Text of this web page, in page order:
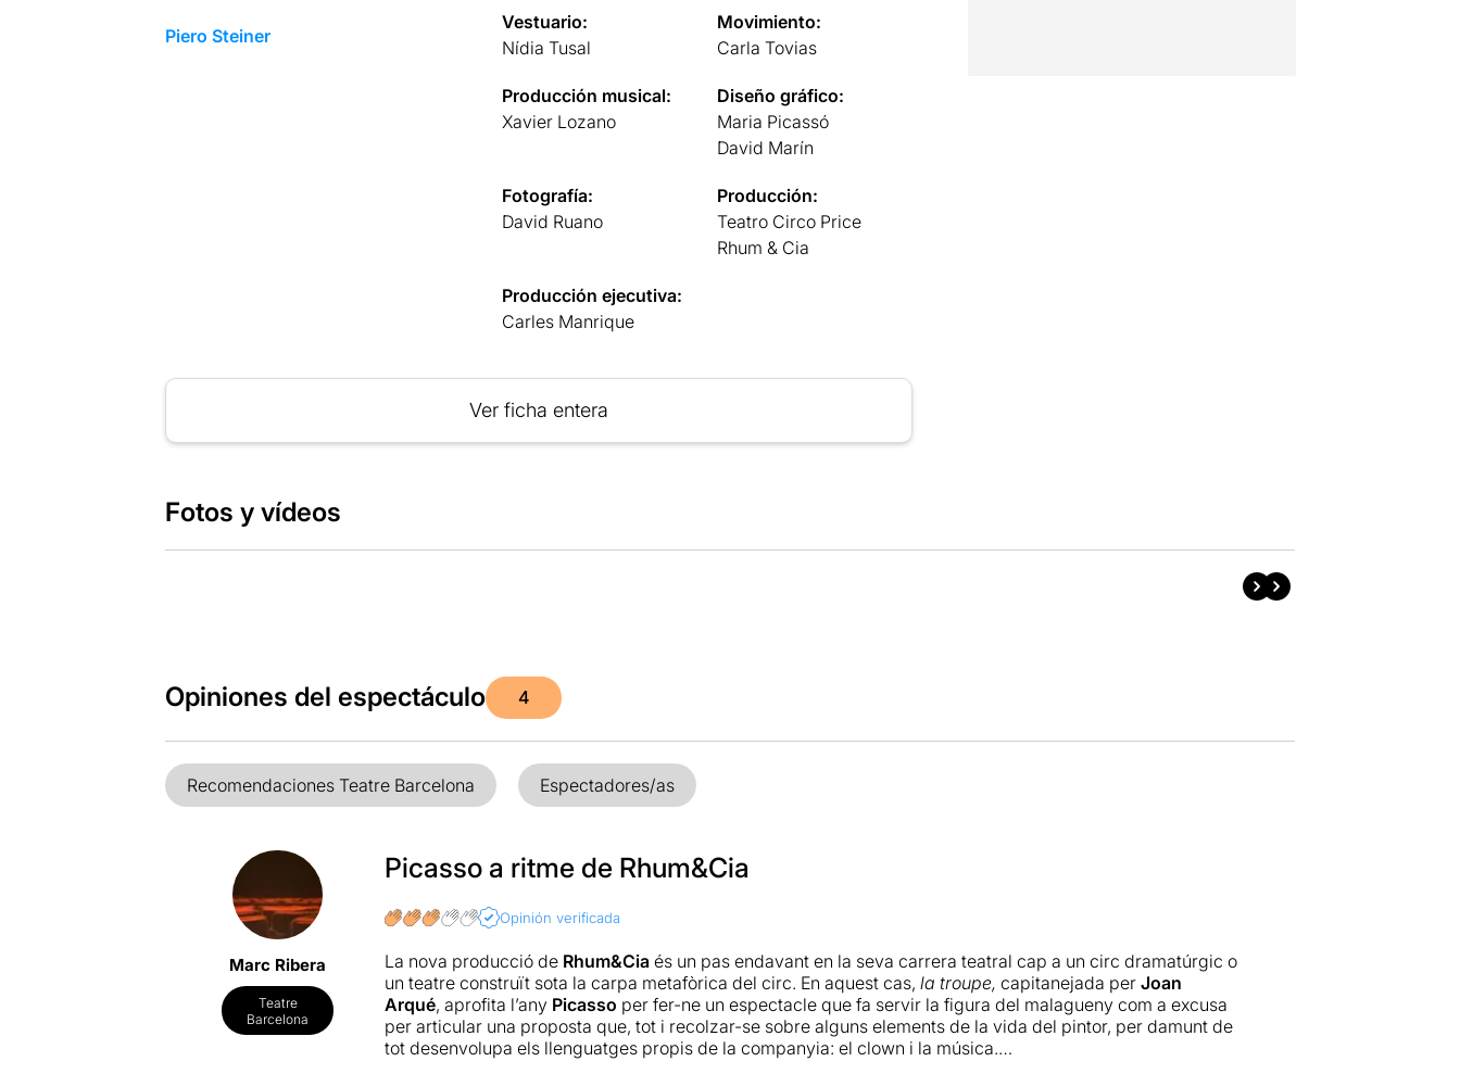
Piero Steiner
Vestuario:
Nídia Tusal
Movimiento:
Carla Tovias
Producción musical:
Xavier Lozano
Diseño gráfico:
Maria Picassó
David Marín
Fotografía:
David Ruano
Producción:
Teatro Circo Price
Rhum & Cia
Producción ejecutiva:
Carles Manrique
Ver ficha entera
Fotos y vídeos
Opiniones del espectáculo 4
Recomendaciones Teatre Barcelona Espectadores/as
Marc Ribera
Teatre
Barcelona
Picasso a ritme de Rhum&Cia
Opinión verificada
La nova producció de Rhum&Cia és un pas endavant en la seva carrera teatral cap a un circ dramatúrgic o
un teatre construït sota la carpa metafòrica del circ. En aquest cas, la troupe, capitanejada per Joan
Arqué, aprofita l’any Picasso per fer-ne un espectacle que fa servir la figura del malagueny com a excusa
per articular una proposta que, tot i recolzar-se sobre alguns elements de la vida del pintor, per damunt de
tot desenvolupa els llenguatges propis de la companyia: el clown i la música.